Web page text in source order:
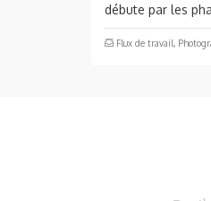
débute par les
Flux de travail,